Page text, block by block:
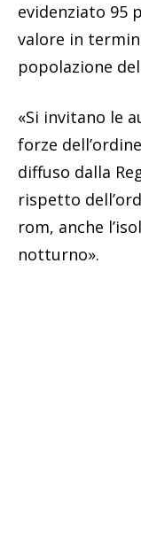
evidenziato 95
valore in
popolazione
«Si invitano le
forze
diffuso dalla
rispetto
rom, anche
notturno».